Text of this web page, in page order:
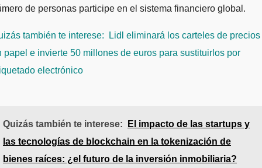
de personas participe en el sistema financiero global.
también te interese:
Lidl eliminará los carteles de precios
papel e invierte 50 millones de euros para sustituirlos por
electrónico
Quizás también te interese:
El impacto de las startups y
las tecnologías de blockchain en la tokenización de
bienes raíces: ¿el futuro de la inversión inmobiliaria?